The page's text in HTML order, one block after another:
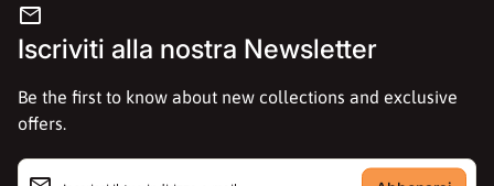
mail
Iscriviti alla nostra Newsletter
Be the first to know about new collections and exclusive
offers.